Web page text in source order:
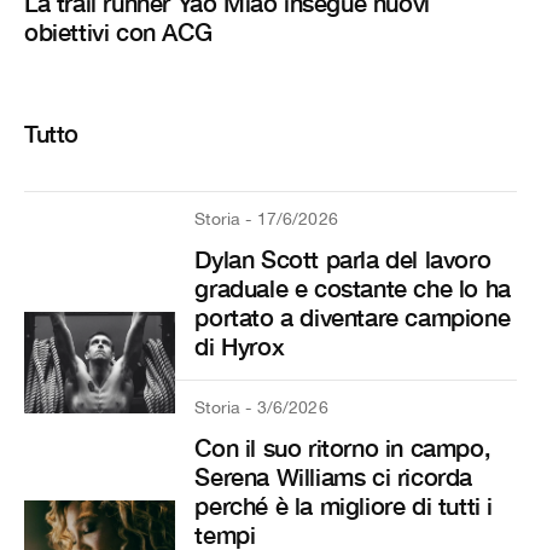
obiettivi con ACG
Tutto
Storia - 17/6/2026
Dylan Scott parla del lavoro
graduale e costante che lo ha
portato a diventare campione
di Hyrox
Storia - 3/6/2026
Con il suo ritorno in campo,
Serena Williams ci ricorda
perché è la migliore di tutti i
tempi